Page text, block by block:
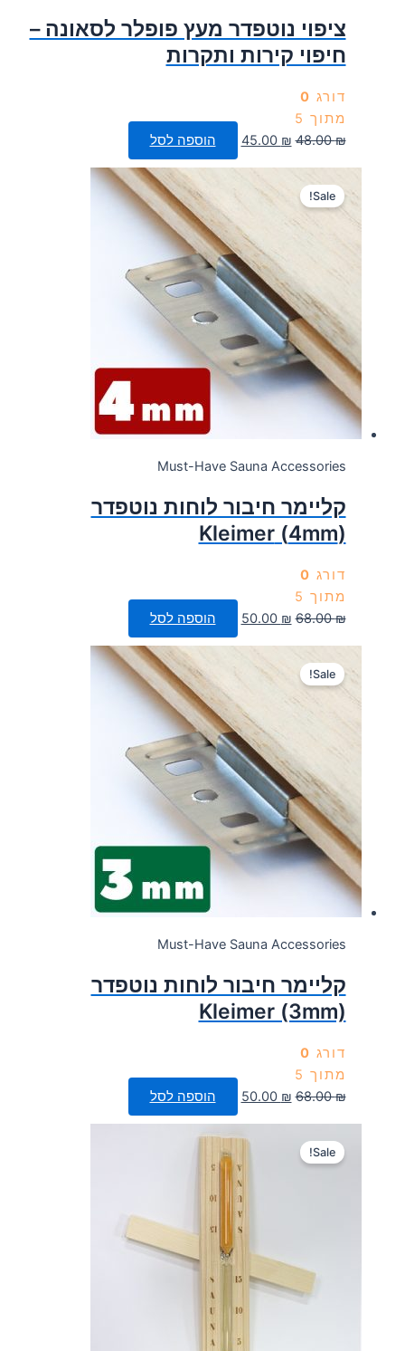
ציפוי נוטפדר מעץ פופלר לסאונה –
חיפוי קירות ותקרות
דורג 0
מתוך 5
48.00₪
המחיר
48.00 ₪.
45.00 ₪
המחיר
הנוכחי
45.00 ₪.
הוספה לסל
Sale!
Must-Have Sauna Accessories
קליימר חיבור לוחות נוטפדר
(4mm) Kleimer
דורג 0
מתוך 5
68.00₪
המחיר
68.00 ₪.
50.00 ₪
המחיר
הנוכחי
50.00 ₪.
הוספה לסל
Sale!
Must-Have Sauna Accessories
קליימר חיבור לוחות נוטפדר
Kleimer (3mm)
דורג 0
מתוך 5
68.00₪
המחיר
50.00 ₪
המחיר
הנוכחי
הוא:
50.00 ₪.
הוספה לסל
Sale!